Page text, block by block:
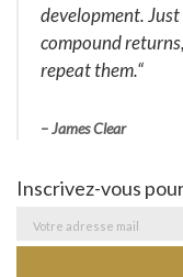
development.
compound
repeat them.“
– James Clear
Inscrivez-vous